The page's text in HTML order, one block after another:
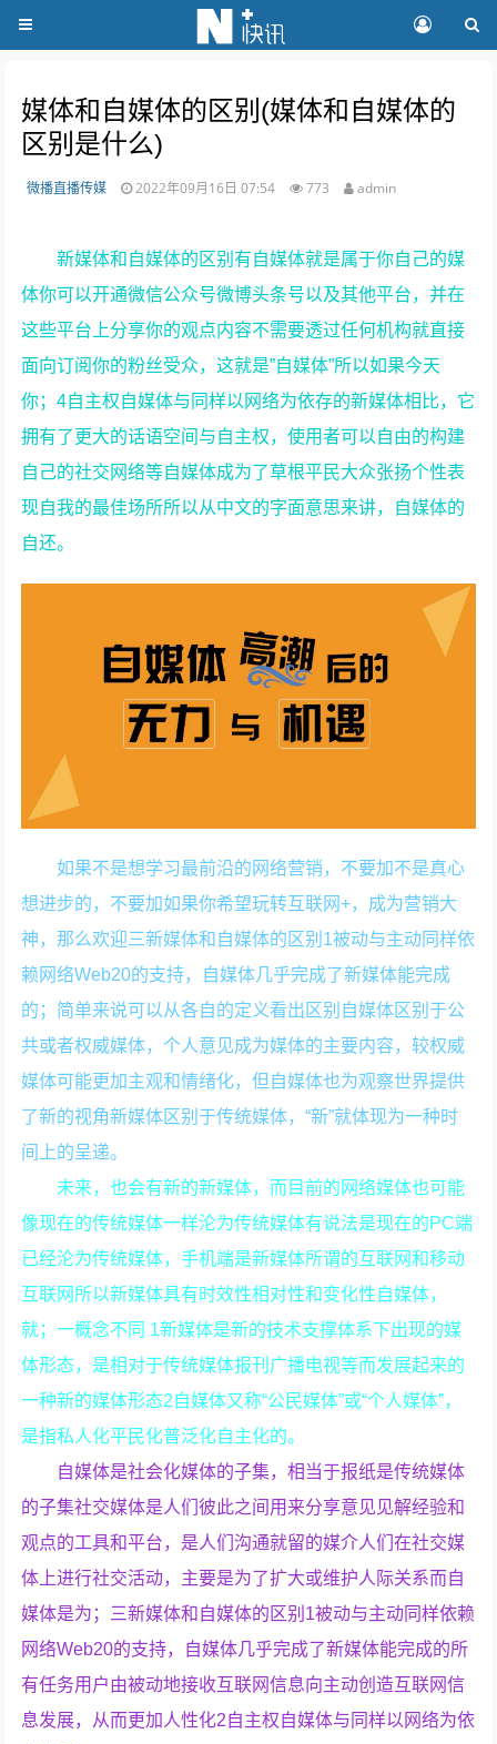
媒体和自媒体的区别(媒体和自媒体的
区别是什么)
微播直播传媒 2022年09月16日 07:54 773 admin
新媒体和自媒体的区别有自媒体就是属于你自己的媒
体你可以开通微信公众号微博头条号以及其他平台，并在
这些平台上分享你的观点内容不需要透过任何机构就直接
面向订阅你的粉丝受众，这就是”自媒体”所以如果今天
你；4自主权自媒体与同样以网络为依存的新媒体相比，它
拥有了更大的话语空间与自主权，使用者可以自由的构建
自己的社交网络等自媒体成为了草根平民大众张扬个性表
现自我的最佳场所所以从中文的字面意思来讲，自媒体的
自还。
如果不是想学习最前沿的网络营销，不要加不是真心
想进步的，不要加如果你希望玩转互联网+，成为营销大
神，那么欢迎三新媒体和自媒体的区别1被动与主动同样依
赖网络Web20的支持，自媒体几乎完成了新媒体能完成
的；简单来说可以从各自的定义看出区别自媒体区别于公
共或者权威媒体，个人意见成为媒体的主要内容，较权威
媒体可能更加主观和情绪化，但自媒体也为观察世界提供
了新的视角新媒体区别于传统媒体，“新”就体现为一种时
间上的呈递。
未来，也会有新的新媒体，而目前的网络媒体也可能
像现在的传统媒体一样沦为传统媒体有说法是现在的PC端
已经沦为传统媒体，手机端是新媒体所谓的互联网和移动
互联网所以新媒体具有时效性相对性和变化性自媒体，
就；一概念不同 1新媒体是新的技术支撑体系下出现的媒
体形态，是相对于传统媒体报刊广播电视等而发展起来的
一种新的媒体形态2自媒体又称“公民媒体”或“个人媒体”，
是指私人化平民化普泛化自主化的。
自媒体是社会化媒体的子集，相当于报纸是传统媒体
的子集社交媒体是人们彼此之间用来分享意见见解经验和
观点的工具和平台，是人们沟通就留的媒介人们在社交媒
体上进行社交活动，主要是为了扩大或维护人际关系而自
媒体是为；三新媒体和自媒体的区别1被动与主动同样依赖
网络Web20的支持，自媒体几乎完成了新媒体能完成的所
有任务用户由被动地接收互联网信息向主动创造互联网信
息发展，从而更加人性化2自主权自媒体与同样以网络为依